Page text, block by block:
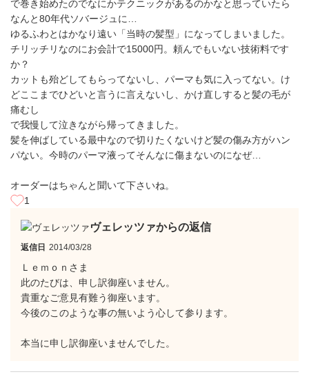
で巻き始めたのでなにかテクニックがあるのかなと思っていたら
なんと80年代ソバージュに…
ゆるふわとはかなり遠い「当時の髪型」になってしまいました。
チリッチリなのにお会計で15000円。頼んでもいない技術料です
か？
カットも殆どしてもらってないし、パーマも気に入ってない。け
どここまでひどいと言うに言えないし、かけ直しすると髪の毛が
痛むし
で我慢して泣きながら帰ってきました。
髪を伸ばしている最中なので切りたくないけど髪の傷み方がハン
パない。今時のパーマ液ってそんなに傷まないのになぜ…
オーダーはちゃんと聞いて下さいね。
1
ヴェレッツァからの返信
返信日 2014/03/28
Ｌｅｍｏｎさま
此のたびは、申し訳御座いません。
貴重なご意見有難う御座います。
今後のこのような事の無いよう心して参ります。
本当に申し訳御座いませんでした。